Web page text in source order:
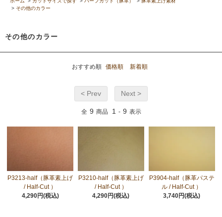
> その他のカラー
その他のカラー
おすすめ順 価格順 新着順
< Prev Next >
全 9 商品 1 - 9 表示
P3213-half（豚革素上げ
/ Half-Cut ）
4,290円(税込)
P3210-half（豚革素上げ
/ Half-Cut ）
4,290円(税込)
P3904-half（豚革パステ
ル / Half-Cut ）
3,740円(税込)